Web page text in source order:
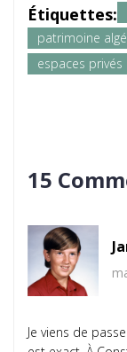
Étiquettes:
patrimoine
espaces privés
15
Je viens de